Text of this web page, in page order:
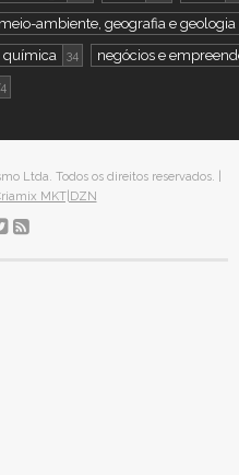
meio-ambiente, geografia e geologia
química 34
negócios e
Ltda. Todos os direitos reservados. |
MKT|DZN